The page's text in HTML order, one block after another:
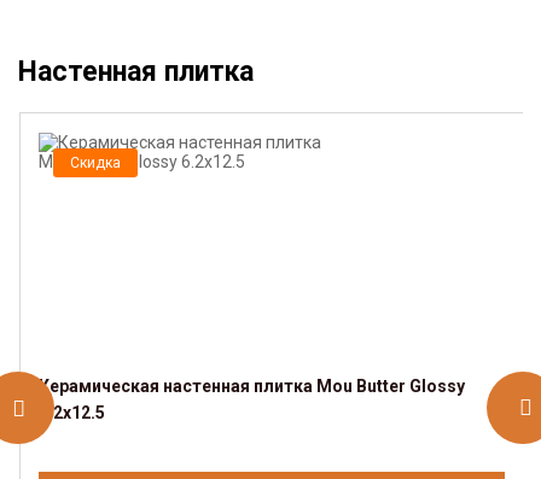
Настенная плитка
Скидка
Керамическая настенная плитка Mou Butter Glossy
6.2x12.5